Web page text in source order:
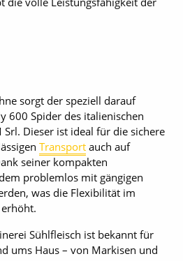
sorgt der speziell darauf
600 Spider des italienischen
Dieser ist ideal für die sichere
Transport auch auf
seiner kompakten
problemlos mit gängigen
was die Flexibilität im
Sühlfleisch ist bekannt für
ums Haus – von Markisen und